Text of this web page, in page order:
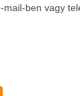
ben vagy